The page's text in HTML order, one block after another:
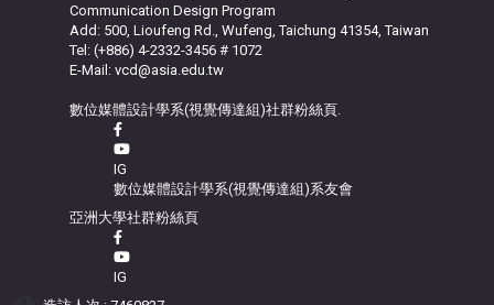
Communication Design Program
Add: 500, Lioufeng Rd., Wufeng, Taichung 41354, Taiwan
Tel: (+886) 4-2332-3456 # 1072
E-Mail: vcd@asia.edu.tw
數位媒體設計學系(視覺傳達組)社群粉絲頁.
IG
數位媒體設計學系(視覺傳達組)系友會
亞洲大學社群粉絲頁
IG